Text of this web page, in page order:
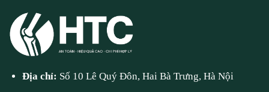
Địa chỉ: Số 10 Lê Quý Đôn, Hai Bà Trưng, Hà Nội